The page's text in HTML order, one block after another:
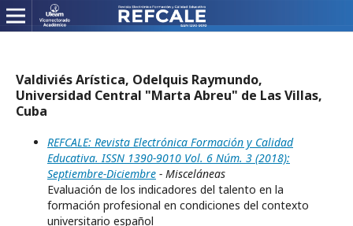
Valdiviés Arística, Odelquis Raymundo,
Universidad Central "Marta Abreu" de Las Villas,
Cuba
REFCALE: Revista Electrónica Formación y Calidad
Educativa. ISSN 1390-9010 Vol. 6 Núm. 3 (2018):
Septiembre-Diciembre - Misceláneas
Evaluación de los indicadores del talento en la
formación profesional en condiciones del contexto
universitario español